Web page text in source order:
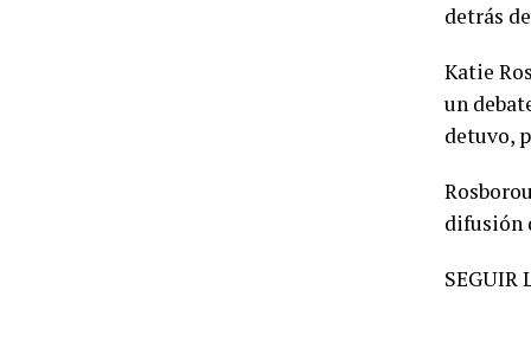
detrás
Katie
un
detuvo,
difusión
SEGUIR